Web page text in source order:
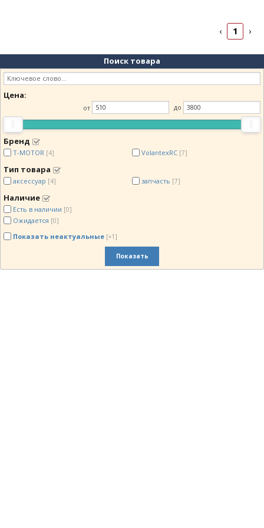
‹ 1 ›
Поиск товара
Цена:
от до
Бренд
T-MOTOR [4] VolantexRC [7]
Тип товара
аксессуар [4] запчасть [7]
Наличие
Есть в наличии [0]
Ожидается [0]
Показать неактуальные [+1]
Показать